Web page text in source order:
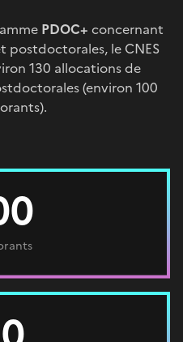
PDOC+ concernant
postdoctorales, le CNES
130 allocations de
(environ 100